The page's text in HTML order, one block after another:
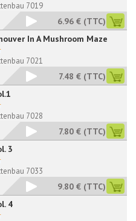
7019
6.96 € (TTC)
In A Mushroom Maze
7021
7.48 € (TTC)
7028
7.80 € (TTC)
3
7033
9.80 € (TTC)
4